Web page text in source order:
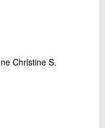
Christine S.